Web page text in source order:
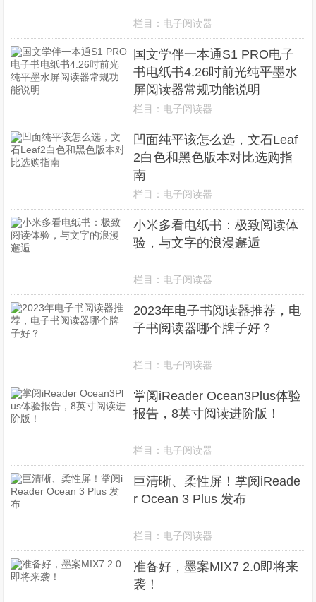
栏目： 电子阅读器
国文学伴一本通S1 PRO电子
书电纸书4.26吋前光纯平墨水
屏阅读器常规功能说明
栏目： 电子阅读器
凹面纯平该怎么选，文石Leaf
2白色和黑色版本对比选购指
南
栏目： 电子阅读器
小米多看电纸书：极致阅读体
验，与文字的浪漫邂逅
栏目： 电子阅读器
2023年电子书阅读器推荐，电
子书阅读器哪个牌子好？
栏目： 电子阅读器
掌阅iReader Ocean3Plus体验
报告，8英寸阅读进阶版！
栏目： 电子阅读器
巨清晰、柔性屏！掌阅iReade
r Ocean 3 Plus 发布
栏目： 电子阅读器
准备好，墨案MIX7 2.0即将来
袭！